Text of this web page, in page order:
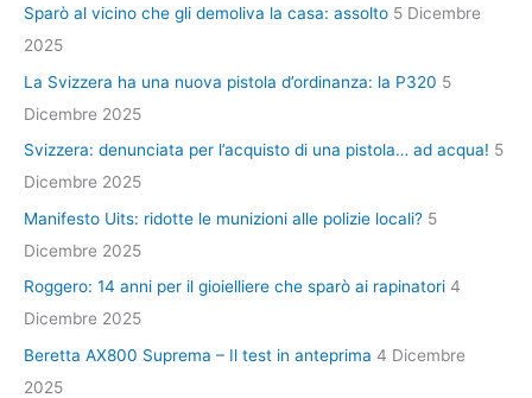
Sparò al vicino che gli demoliva la casa: assolto 5 Dicembre
2025
La Svizzera ha una nuova pistola d’ordinanza: la P320 5
Dicembre 2025
Svizzera: denunciata per l’acquisto di una pistola… ad acqua! 5
Dicembre 2025
Manifesto Uits: ridotte le munizioni alle polizie locali? 5
Dicembre 2025
Roggero: 14 anni per il gioielliere che sparò ai rapinatori 4
Dicembre 2025
Beretta AX800 Suprema – Il test in anteprima 4 Dicembre
2025